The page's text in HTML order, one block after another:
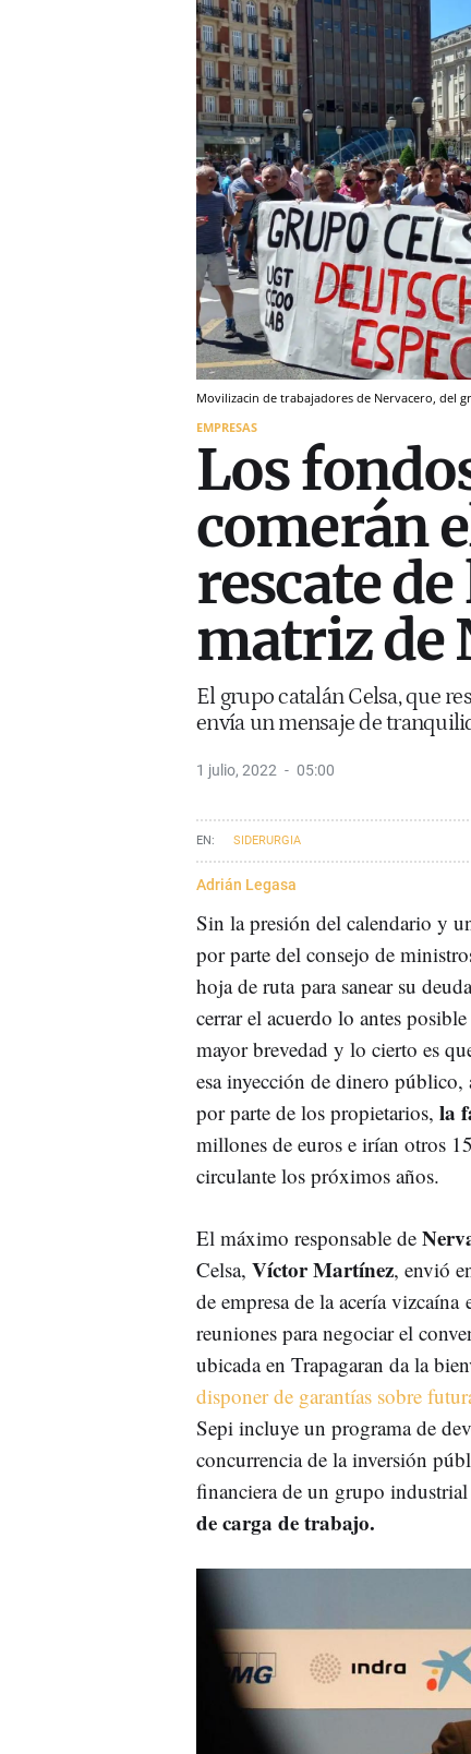
Movilizacin de trabajadores de Nervacero, del
EMPRESAS
Los
comerán
rescate de
matriz de
El grupo catalán Celsa, que
envía un mensaje de
1 julio, 2022 05:00
SIDERURGIA
Adrián Legasa
Sin la presión del calendario y
por parte del consejo de
hoja de ruta para sanear su
cerrar el acuerdo lo antes
mayor brevedad y lo cierto es
esa inyección de dinero
por parte de los propietarios, la
millones de euros e irían otros
circulante los próximos años.
El máximo responsable de
Celsa, Víctor Martínez, envió
de empresa de la acería
reuniones para negociar el
ubicada en Trapagaran da la
disponer de garantías sobre
Sepi incluye un programa de
concurrencia de la inversión
financiera de un grupo
de carga de trabajo.